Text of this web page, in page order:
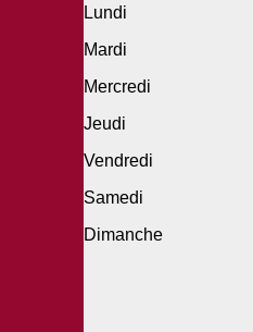
Lundi
Mardi
Mercredi
Jeudi
Vendredi
Samedi
Dimanche